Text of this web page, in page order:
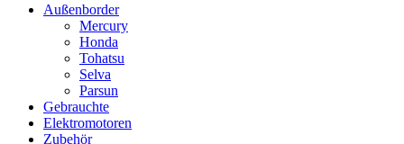
Außenborder
Mercury
Honda
Tohatsu
Selva
Parsun
Gebrauchte
Elektromotoren
Zubehör